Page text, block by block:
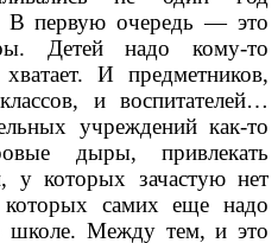
В первую очередь — это
Детей надо кому-то
И предметников,
и воспитателей…
учреждений как-то
дыры, привлекать
у которых зачастую нет
которых самих еще надо
школе. Между тем, и это